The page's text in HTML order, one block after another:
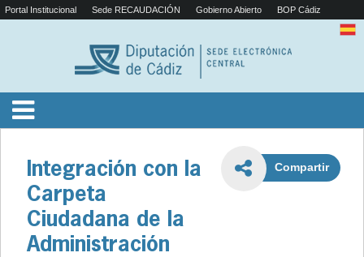
Portal Institucional Sede RECAUDACIÓN Gobierno Abierto BOP Cádiz
Integración con la
Carpeta
Ciudadana de la
Administración
Compartir